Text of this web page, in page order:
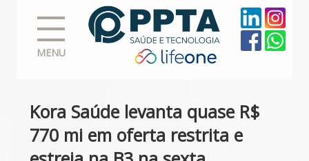
MENU
Kora Saúde levanta quase R$
770 mi em oferta restrita e